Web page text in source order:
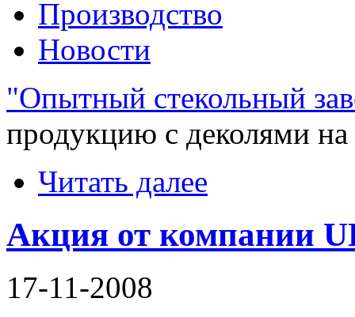
Производство
Новости
"Опытный стекольный
продукцию с деколями
Читать далее
Акция от компании
17-11-2008